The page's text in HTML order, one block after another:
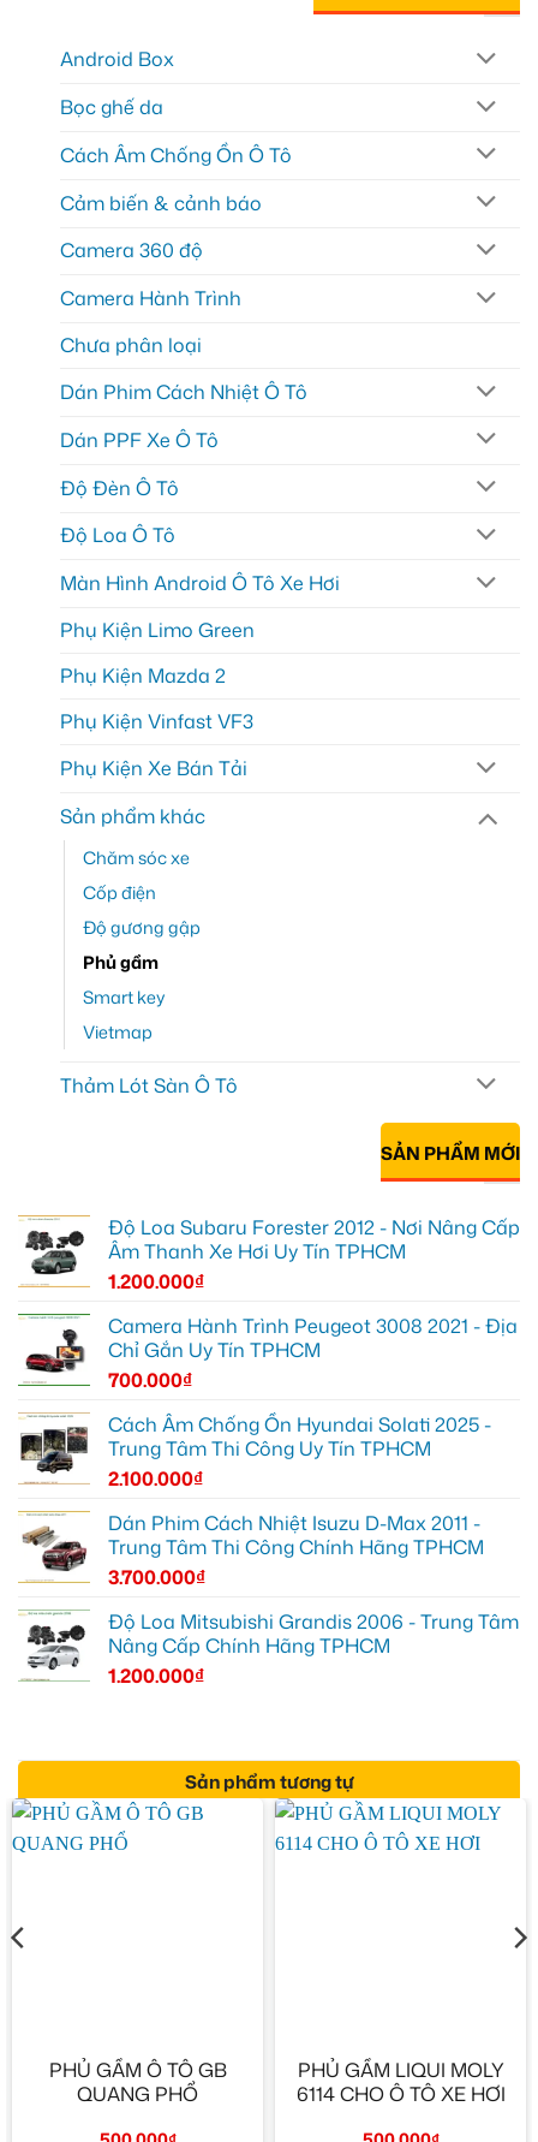
Android Box
Bọc ghế da
Cách Âm Chống Ồn Ô Tô
Cảm biến & cảnh báo
Camera 360 độ
Camera Hành Trình
Chưa phân loại
Dán Phim Cách Nhiệt Ô Tô
Dán PPF Xe Ô Tô
Độ Đèn Ô Tô
Độ Loa Ô Tô
Màn Hình Android Ô Tô Xe Hơi
Phụ Kiện Limo Green
Phụ Kiện Mazda 2
Phụ Kiện Vinfast VF3
Phụ Kiện Xe Bán Tải
Sản phẩm khác
Chăm sóc xe
Cốp điện
Độ gương gập
Phủ gầm
Smart key
Vietmap
Thảm Lót Sàn Ô Tô
SẢN PHẨM MỚI
Độ Loa Subaru Forester 2012 - Nơi Nâng Cấp
Âm Thanh Xe Hơi Uy Tín TPHCM
1.200.000₫
Camera Hành Trình Peugeot 3008 2021 - Địa
Chỉ Gắn Uy Tín TPHCM
700.000₫
Cách Âm Chống Ồn Hyundai Solati 2025 -
Trung Tâm Thi Công Uy Tín TPHCM
2.100.000₫
Dán Phim Cách Nhiệt Isuzu D-Max 2011 -
Trung Tâm Thi Công Chính Hãng TPHCM
3.700.000₫
Độ Loa Mitsubishi Grandis 2006 - Trung Tâm
Nâng Cấp Chính Hãng TPHCM
1.200.000₫
Sản phẩm tương tự
PHỦ GẦM Ô TÔ GB
QUANG PHỔ
PHỦ GẦM LIQUI MOLY
6114 CHO Ô TÔ XE HƠI